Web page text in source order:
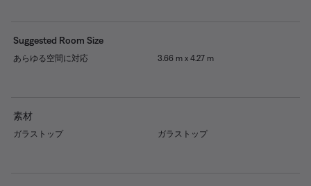
Suggested Room Size
あらゆる空間に対応
素材
ガラストップ
3.66 m x 4.27 m
ガラストップ